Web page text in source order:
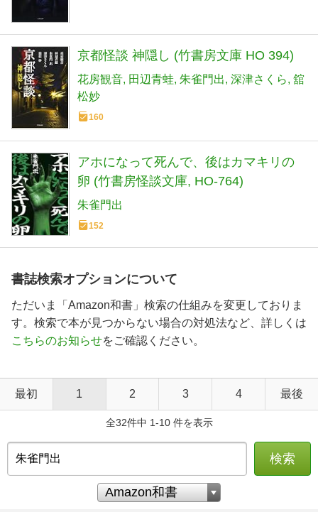
京都怪談 神隠し (竹書房文庫 HO 394)
花房観音 田辺青蛙 朱雀門出 深津さくら 舘
松妙
160
アホになって死んで、後はカマキリの
卵 (竹書房怪談文庫, HO-764)
朱雀門出
152
書誌検索オプションについて
ただいま「Amazon和書」検索の仕組みを変更しておりま
す。検索で本が見つからない場合の対処法など、詳しくは
こちらのお知らせをご確認ください。
最初 1 2 3 4 最後
全32件中 1-10 件を表示
検索